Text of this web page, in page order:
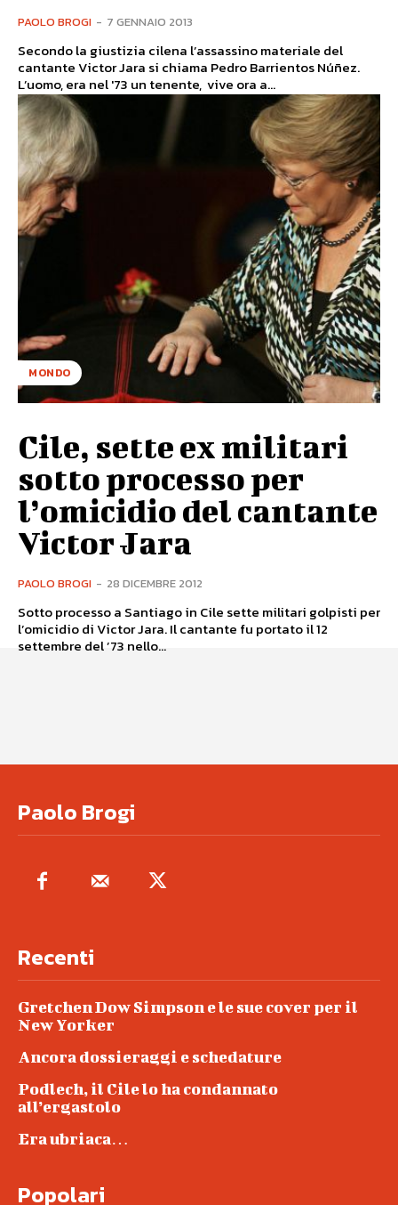
PAOLO BROGI - 7 GENNAIO 2013
Secondo la giustizia cilena l’assassino materiale del
cantante Victor Jara si chiama Pedro Barrientos Núñez.
L’uomo, era nel '73 un tenente, vive ora a...
MONDO
Cile, sette ex militari
sotto processo per
l’omicidio del cantante
Victor Jara
PAOLO BROGI - 28 DICEMBRE 2012
Sotto processo a Santiago in Cile sette militari golpisti per
l’omicidio di Victor Jara. Il cantante fu portato il 12
settembre del ’73 nello...
Paolo Brogi
Recenti
Gretchen Dow Simpson e le sue cover per il
New Yorker
Ancora dossieraggi e schedature
Podlech, il Cile lo ha condannato
all’ergastolo
Era ubriaca…
Popolari